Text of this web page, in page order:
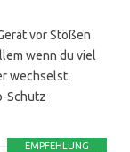
vor Stößen
wenn du viel
wechselst.
Schutz
EMPFEHLUNG